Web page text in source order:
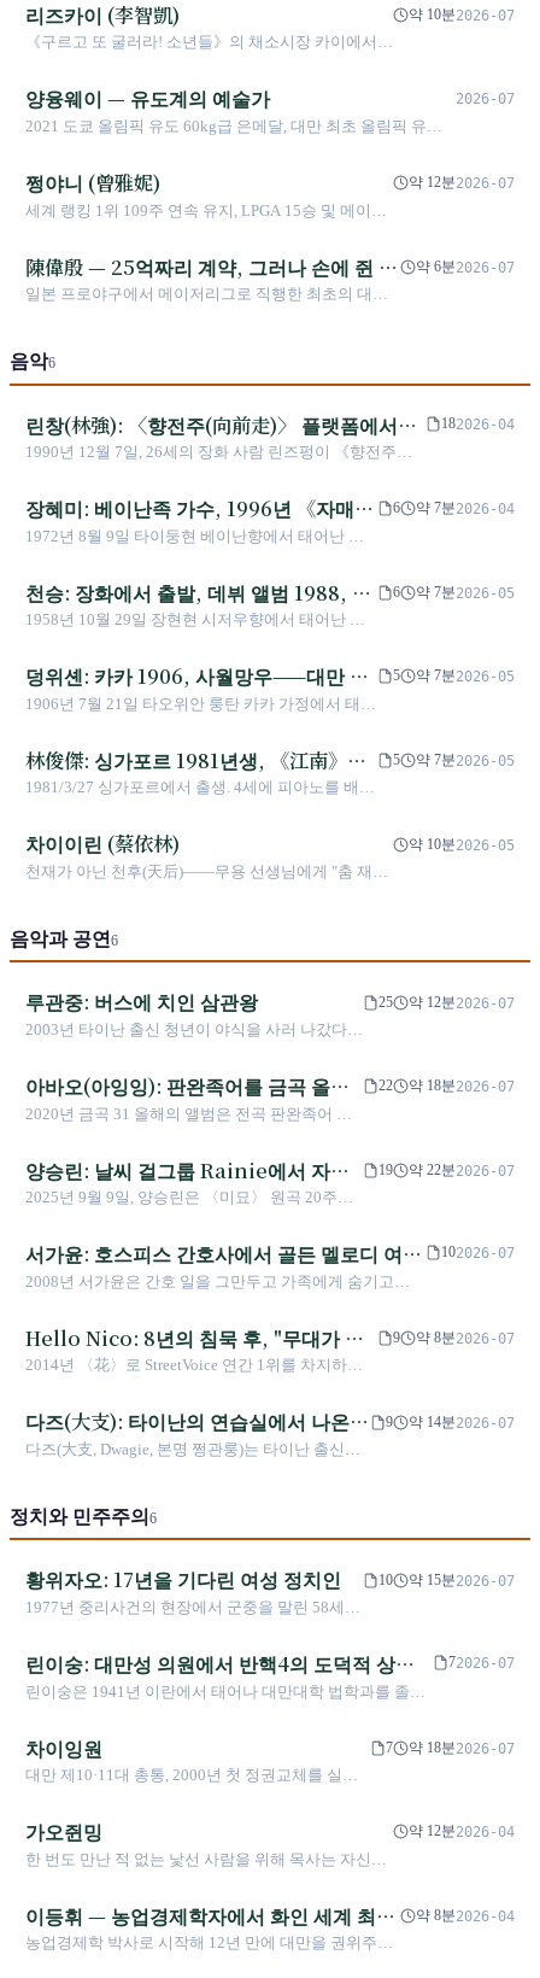
런을 친 최초의 타이완 선수이자 MLB 올스타전에
선정된 최초의 타이완 선수이다. 로스앤젤레스 다저
스에서 핵심 불펜 좌투수로 활약하며 2010년 ERA
반복적으로 그의 팔꿈치를 멈추게 했고, 그때마다
그는 돌아왔다.
리즈카이 (李智凱)
《구르고 또 굴러라! 소년들》의 채소시장 카이에서
르기 인생.
약 10분2026-07
양융웨이 — 유도계의 예술가
2021 도쿄 올림픽 유도 60kg급 은메달, 대만 최초 올림픽 유도
2026-07
쩡야니 (曾雅妮)
세계 랭킹 1위 109주 연속 유지, LPGA 15승 및 메이저
하며 타이거 우즈를 넘어섰고, 2025년에는 11년 만의
우승으로 화려하게 복귀했다.
약 12분2026-07
陳偉殷 — 25억짜리 계약, 그러나 손에 쥔 건
47%
일본 프로야구에서 메이저리그로 직행한 최초의 대만
약 6분2026-07
음악6
린창(林強): 〈향전주(向前走)〉 플랫폼에서
《자객 섭은낭》 칸까지, 대만어 록 도주자의
1990년 12월 7일, 26세의 장화 사람 린즈펑이 《향전주》
그는 거의 노래를 부르지 않았습니다. 《남국재견, 남국》
에서 《자객 섭은낭》까지, 4개의 금마상, 칸 영화 OST상,
2018년 국가문예상 — 그는 30년 동안 거대 스타의 신분을
는 그 사람이 되었습니다.
182026-04
장혜미: 베이난족 가수, 1996년 《자매》
에서 2024년 타이베이 돔 5회 공연까지
1972년 8월 9일 타이둥현 베이난향에서 태어난 장
사상 가장 성공적인 여성 가수 중 한 명이다. 1996년
데뷔 앨범 《자매》는 대만에서 121만 장, 아시아 전
역에서 400만 장이 판매되었다. 2015년 ‘유토피아’
2024년 12월 타이베이 돔 ASMeiR MAXXX 5회 공
연에서 제작비 2억 신만달러가 투입되었으며, 현장
6 약 7분2026-04
천승: 장화에서 출발, 데뷔 앨범 1988, 30
년 크로스나잇은 그의 호걸 명함
1958년 10월 29일 장현현 시저우향에서 태어난 천
겸 가수이다. 1988년 첫 솔로 앨범 《혼잡한 낙원》
을 발매했으며, 1994년부터 매년 크로스나잇 콘서
트를 개최하여 대만 음악계 매년 마지막 밤의 연례
했고, 2025년 제31회 「대파도」 역시 무대에 올랐
다.
6 약 7분2026-05
덩위셴: 카카 1906, 사월망우——대만 가
요의 아버지의 삼십구 년
1906년 7월 21일 타오위안 룽탄 카카 가정에서 태어
론메이아(Columbia) 레코드사에 초빙되어 전속 작
곡가가 되었다. 대표작 네 곡을 합쳐 "사월망우(四季
紅/月夜愁/望春風/雨夜花)"라 부르며 오늘날까지 전
교편을 잡았고, 1944년 6월 11일 주동 병원에서 향
년 39세로 세상을 떠났다.
5 약 7분2026-05
林俊傑: 싱가포르 1981년생, 《江南》에
서 JJ20까지의 중국어 창작 천왕
1981/3/27 싱가포르에서 출생. 4세에 피아노를 배
장). 2004년 《江南》/《第二天堂》(180만 장).
2024/4 심장병으로 일상 복용 필요. JJ20 FINAL LAP
투어(2024‑25, 40도시, 77공연, 260만 관객).
5 약 7분2026-05
차이이린 (蔡依林)
천재가 아닌 천후(天后)——무용 선생님에게 "춤 재능
약 10분2026-05
음악과 공연 6
루관중: 버스에 치인 삼관왕
2003년 타이난 출신 청년이 야식을 사러 나갔다가
기타를 잡은 것이 22년 뒤 대만 역사상 최연소 삼
관왕으로 이어진다—금곡상, 금종상, 금마상 모두
한 자루 기타와 한 번 부러진 다리로 걸어온 길.
25 약 12분2026-07
아바오(아잉잉): 판완족어를 금곡 올해
의 앨범에 올린 그 퓨처 팝 가수
2020년 금곡 31 올해의 앨범은 전곡 판완족어 일
수여되었다. 아바오(Aljenljeng Tjaluvie, 1981년
타이둥 진펑)는 R&B 듀오 Abao & Brandy로 데뷔
한 뒤 10년간 간호사로 근무했고, 2019년
주민 음악 = 보존」이라는 등식을 다시 썼다.
22 약 18분2026-07
양승린: 날씨 걸그룹 Rainie에서 자작
〈미묘 2025〉의 프로듀서 칸까지
2025년 9월 9일, 양승린은 〈미묘〉 원곡 20주년
2025〉를 발매했다. 2000년 BMG 버추얼 걸그룹
4 in Love로 데뷔하고, 2005년 〈미묘〉로 중화권
대중음악계를 평정하며, 2012년 홍콩 홍관(紅磡)
부르며 얼굴 전체의 모세혈관이 터진 여가수는,
25년간 무대에서 「누구에 의해 정의되는가」와
19 약 22분2026-07
서가윤: 호스피스 간호사에서 골든 멜로디 여왕
까지, 오디션 우승을 창작의 주제로 바꾼 사람
2008년 서가윤은 간호 일을 그만두고 가족에게 숨기고
서 타이중으로 돌아갈 뻔했다. 〈백마를 타고〉는 가극(歌
仔戲)을 오디션 무대에 가져왔고, 2018년 《심리학》으로
골든 멜로디 여왕과 최우수 중국어 앨범을 동시에 수상했
다〉에 이르러, 그녀는 평가받던 인생을 서서히 자신의 문
제로 바꾸어 써 내려갔다.
102026-07
Hello Nico: 8년의 침묵 후, "무대가 그
리웠다"
2014년 〈花〉로 StreetVoice 연간 1위를 차지하고
8년간 침묵했다. 잔위팅은 "음악을 하는 데 가장 큰
어려움은 자기 자신과 타협하지 못하는 것"이라고
말했다. 2024년, 그들은 《Plan B》를 들고 돌아왔
9 약 8분2026-07
다즈(大支): 타이난의 연습실에서 나온
대만어 랩의 "교장"
다즈(大支, Dwagie, 본명 쩡관룽)는 타이난 출신의
서 〈台灣SONG〉, 《인(人)》, 동물권, 《대힙합시
대》, 그리고 타이난의 힙합 교육까지, 그는 대만어
성과 대만의 주체 의식을 같은 하나의 마이크 안에
담았다. 그리고 타이난을, 대만 랩의 역사가 건너뛸
9 약 14분2026-07
정치와 민주주의 6
황위자오: 17년을 기다린 여성 정치인
1977년 중리사건의 현장에서 군중을 말린 58세의
원을 지켜낸 민진당 창당 원로
10 약 15분2026-07
린이숭: 대만성 의원에서 반핵4의 도덕적 상징
까지
린이숭은 1941년 이란에서 태어나 대만대학 법학과를 졸업
며, 1979년 《아름다운 섬》 잡지에 합류했다. 1980년 2월
28일 림택 혈사건으로 어머니와 쌍둥이 어린 딸이 살해당했
으며, 사건은 아직 해결되지 않았다. 1984년 출소 후 하버드
주진보당 제8차 당대표에 당선(첫 직선 대표). 2006년 1월 24
일 당을 탈퇴했다. 2014년 무기한 금식으로 핵4 공사 중단을
이며 건강히 살아 있다.
72026-07
차이잉원
대만 제10·11대 총통, 2000년 첫 정권교체를 실현
그리고 구금된 첫 퇴임 국가원수로 이어지는 그의
궤적은 대만 민주화 전환기의 가장 복잡한 긴축을
응축한다: 자서전적 성공, 입법 기반 구축, 폭풍과
7 약 18분2026-07
가오쥔밍
한 번도 만난 적 없는 낯선 사람을 위해 목사는 자신의
신앙의 선택
약 12분2026-04
이등휘 — 농업경제학자에서 화인 세계 최초
민주 지도자까지
농업경제학 박사로 시작해 12년 만에 대만을 권위주의
약 8분2026-04